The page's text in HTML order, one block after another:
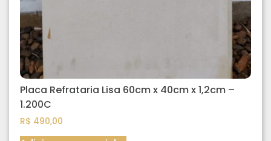
Placa Refrataria Lisa 60cm x 40cm x 1,2cm –
1.200C
R$ 490,00